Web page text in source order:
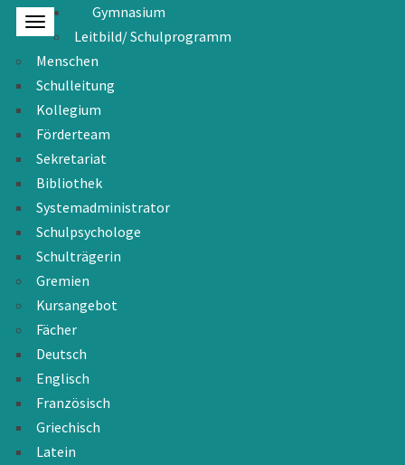
Gymnasium
Leitbild/ Schulprogramm
Menschen
Schulleitung
Kollegium
Förderteam
Sekretariat
Bibliothek
Systemadministrator
Schulpsychologe
Schulträgerin
Gremien
Kursangebot
Fächer
Deutsch
Englisch
Französisch
Griechisch
Latein